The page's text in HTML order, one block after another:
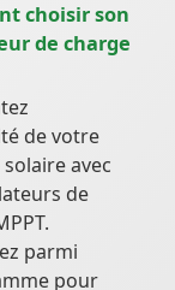
choisir son
de charge
de votre
avec
de
parmi
pour